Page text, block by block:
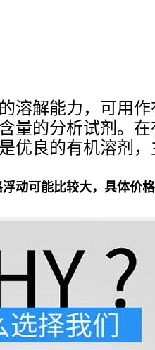
溶解能力，可用
量的分析试剂。
优良的有机溶剂
动可能比较大，具体价